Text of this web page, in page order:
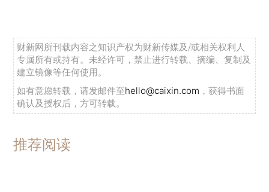
财新网所刊载内容之知识产权为财新传媒及/或相关权利人
专属所有或持有。未经许可，禁止进行转载、摘编、复制及
建立镜像等任何使用。
如有意愿转载，请发邮件至hello@caixin.com ，获得书面
确认及授权后，方可转载。
推荐阅读